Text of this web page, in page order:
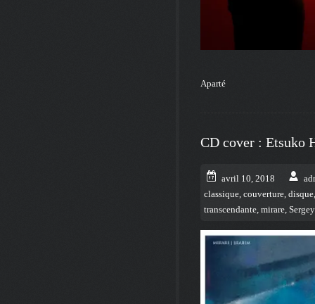
Aparté
CD cover : Etsuko
avril 10, 2018
classique, couverture, disque
transcendante, mirare,